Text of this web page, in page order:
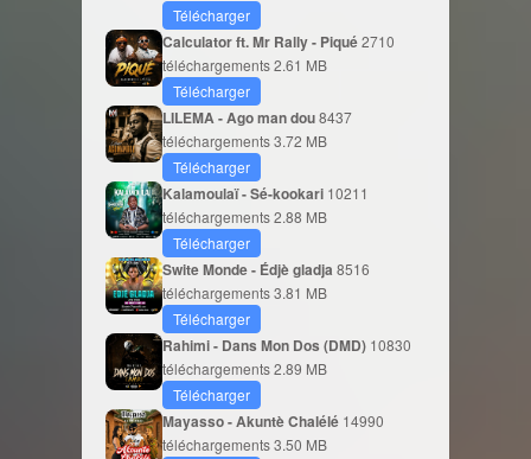
Télécharger
Calculator ft. Mr Rally - Piqué2710
téléchargements2.61 MB
Télécharger
LILEMA - Ago man dou8437
téléchargements3.72 MB
Télécharger
Kalamoulaï - Sé-kookari 10211
téléchargements2.88 MB
Télécharger
Swite Monde - Édjè gladja 8516
téléchargements3.81 MB
Télécharger
Rahimi - Dans Mon Dos (DMD) 10830
téléchargements2.89 MB
Télécharger
Mayasso - Akuntè Chalélé 14990
téléchargements3.50 MB